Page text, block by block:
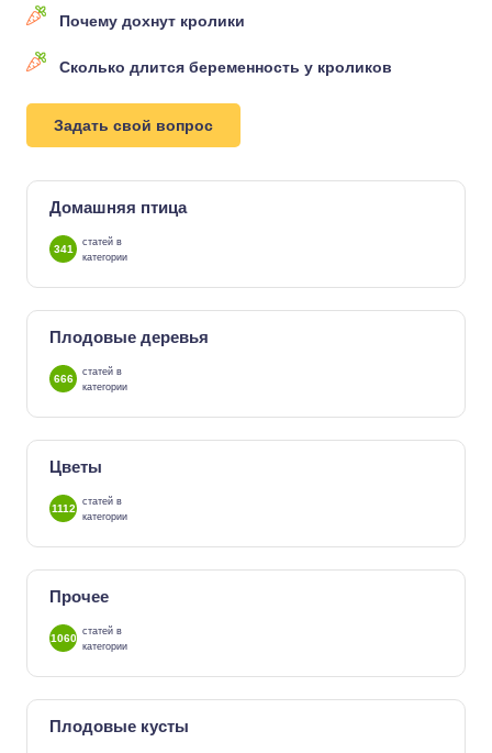
Почему дохнут кролики
Сколько длится беременность у кроликов
Задать свой вопрос
Домашняя птица
341
статей в
категории
Плодовые деревья
666
статей в
категории
Цветы
1112
статей в
категории
Прочее
1060
статей в
категории
Плодовые кусты